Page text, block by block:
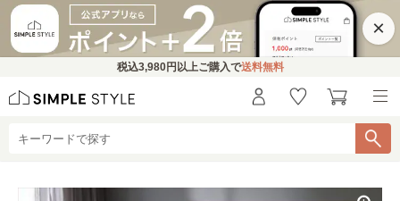
×
税込3,980円 以上ご購入で送料無料